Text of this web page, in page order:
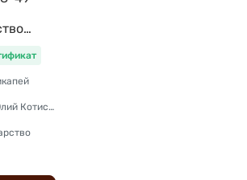
Правитель: Тиберий Юлий Котис I (45/46—62/63)